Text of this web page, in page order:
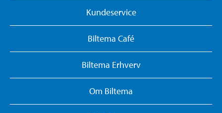
Kundeservice
Biltema Café
Biltema Erhverv
Om Biltema